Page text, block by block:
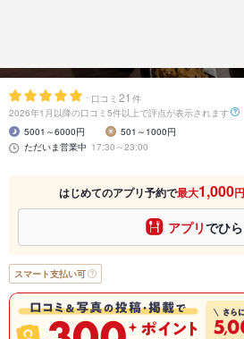
- 口コミ 21 件
2026年1月以降の口コミ5件以上で評点が表示されます
5001～6000円
501～1000円
ただいま営業中 17:30～23:00
はじめてのアプリ予約で最大1,000
アプリでひら
スマート支払い可